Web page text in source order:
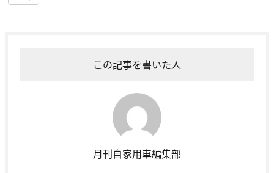
この記事を書いた人
月刊自家用車編集部